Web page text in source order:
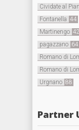
Cividate al
Fontanella 44
Martinengo
pagazzano 64
Romano di
Romano di
Urgnano 88
Partner